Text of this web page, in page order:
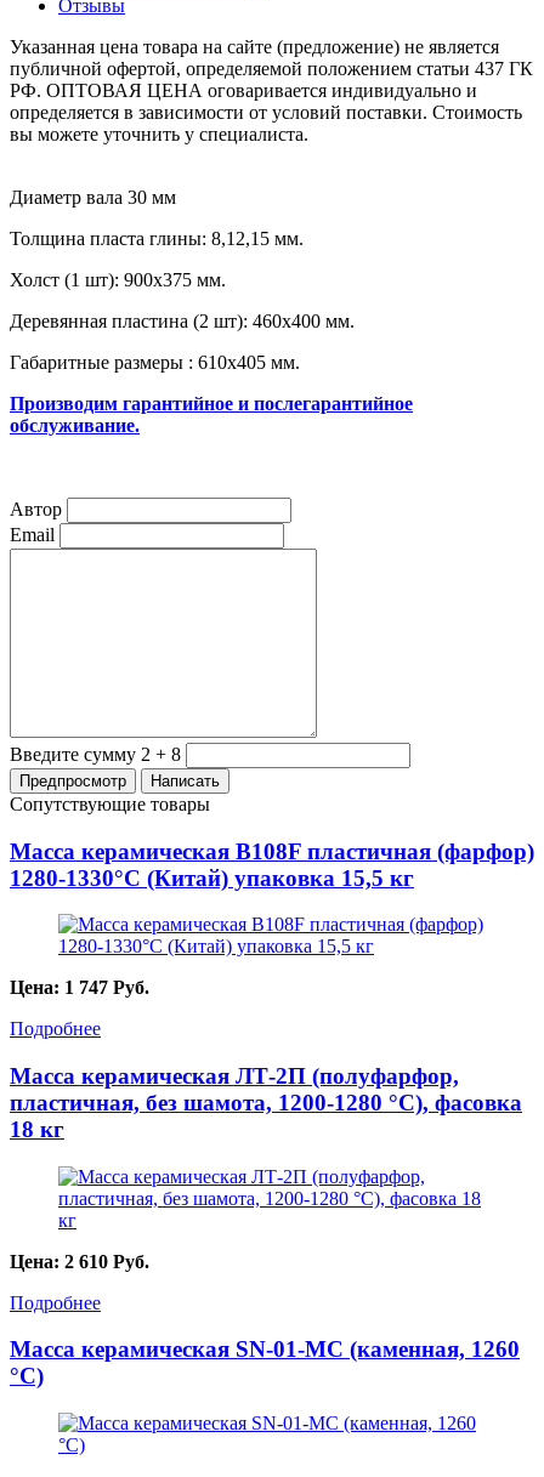
Отзывы
Указанная цена товара на сайте (предложение) не является
публичной офертой, определяемой положением статьи 437 ГК
РФ. ОПТОВАЯ ЦЕНА оговаривается индивидуально и
определяется в зависимости от условий поставки. Стоимость
вы можете уточнить у специалиста.
Диаметр вала 30 мм
Толщина пласта глины: 8,12,15 мм.
Холст (1 шт): 900х375 мм.
Деревянная пластина (2 шт): 460х400 мм.
Габаритные размеры : 610х405 мм.
Производим гарантийное и послегарантийное
обслуживание.
Автор
Email
Введите сумму 2 + 8
Сопутствующие товары
Масса керамическая B108F пластичная (фарфор)
1280-1330°С (Китай) упаковка 15,5 кг
Цена: 1 747 Руб.
Подробнее
Масса керамическая ЛТ-2П (полуфарфор,
пластичная, без шамота, 1200-1280 °С), фасовка
18 кг
Цена: 2 610 Руб.
Подробнее
Масса керамическая SN-01-МС (каменная, 1260
°C)